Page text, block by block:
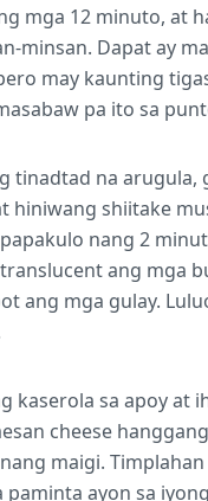
mga 12 minuto, at
minsan. Dapat ay
may kaunting
pa ito sa
tinadtad na arugula,
hiniwang shiitake
nang 2
ang mga
ang mga gulay.
kaserola sa apoy at
cheese
maigi.
paminta ayon sa